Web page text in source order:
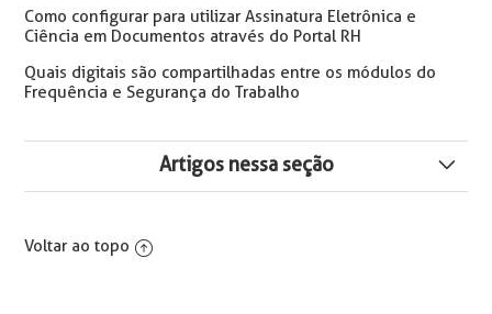
Como configurar para utilizar Assinatura Eletrônica e
Ciência em Documentos através do Portal RH
Quais digitais são compartilhadas entre os módulos do
Frequência e Segurança do Trabalho
Artigos nessa seção
Voltar ao topo